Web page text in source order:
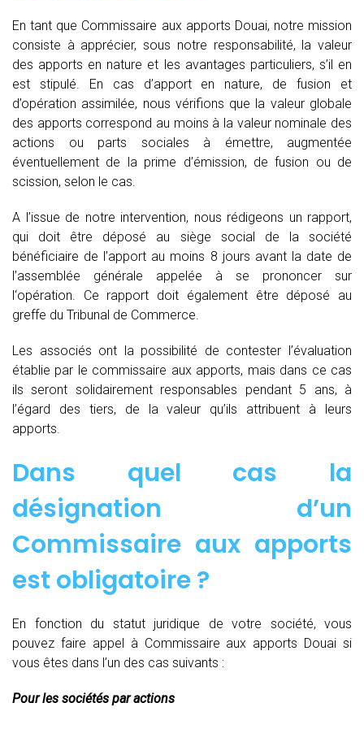
En tant que Commissaire aux apports Douai, notre mission
consiste à apprécier, sous notre responsabilité, la valeur
des apports en nature et les avantages particuliers, s’il en
est stipulé. En cas d’apport en nature, de fusion et
d’opération assimilée, nous vérifions que la valeur globale
des apports correspond au moins à la valeur nominale des
actions ou parts sociales à émettre, augmentée
éventuellement de la prime d’émission, de fusion ou de
scission, selon le cas.
A l’issue de notre intervention, nous rédigeons un rapport,
qui doit être déposé au siège social de la société
bénéficiaire de l’apport au moins 8 jours avant la date de
l’assemblée générale appelée à se prononcer sur
l‘opération. Ce rapport doit également être déposé au
greffe du Tribunal de Commerce.
Les associés ont la possibilité de contester l’évaluation
établie par le commissaire aux apports, mais dans ce cas
ils seront solidairement responsables pendant 5 ans, à
l’égard des tiers, de la valeur qu’ils attribuent à leurs
apports.
Dans quel cas la
désignation d’un
Commissaire aux apports
est obligatoire ?
En fonction du statut juridique de votre société, vous
pouvez faire appel à Commissaire aux apports Douai si
vous êtes dans l’un des cas suivants :
Pour les sociétés par actions